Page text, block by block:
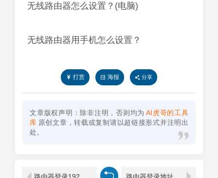
无线路由器怎么设置？(电脑)
无线路由器用手机怎么设置？
打赏 海报 分享
文章版权声明：除非注明，否则均为 AI虎哥的工具
库 原创文章，转载或复制请以超链接形式并注明出
处。